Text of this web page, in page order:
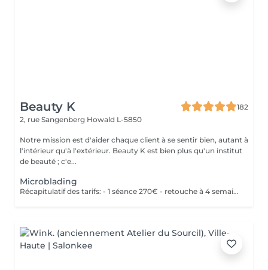
Beauty K
182
2, rue Sangenberg Howald L-5850
Notre mission est d'aider chaque client à se sentir bien, autant à
l'intérieur qu'à l'extérieur. Beauty K est bien plus qu'un institut
de beauté ; c'e...
Microblading
Récapitulatif des tarifs: - 1 séance 270€ - retouche à 4 semaines 50€ - retouche à 1 an 150€ - retouche 2 ans 200€